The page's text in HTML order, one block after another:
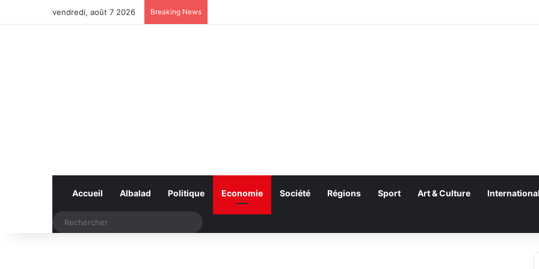
vendredi, août 7 2026 Breaking News
Accueil Albalad Politique Economie Société Régions Sport Art & Culture International